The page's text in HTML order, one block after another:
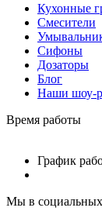
Кухонные
Смесители
Сифоны
Дозаторы
Блог
Наши шоу-
Время работы
График
Мы в социальных